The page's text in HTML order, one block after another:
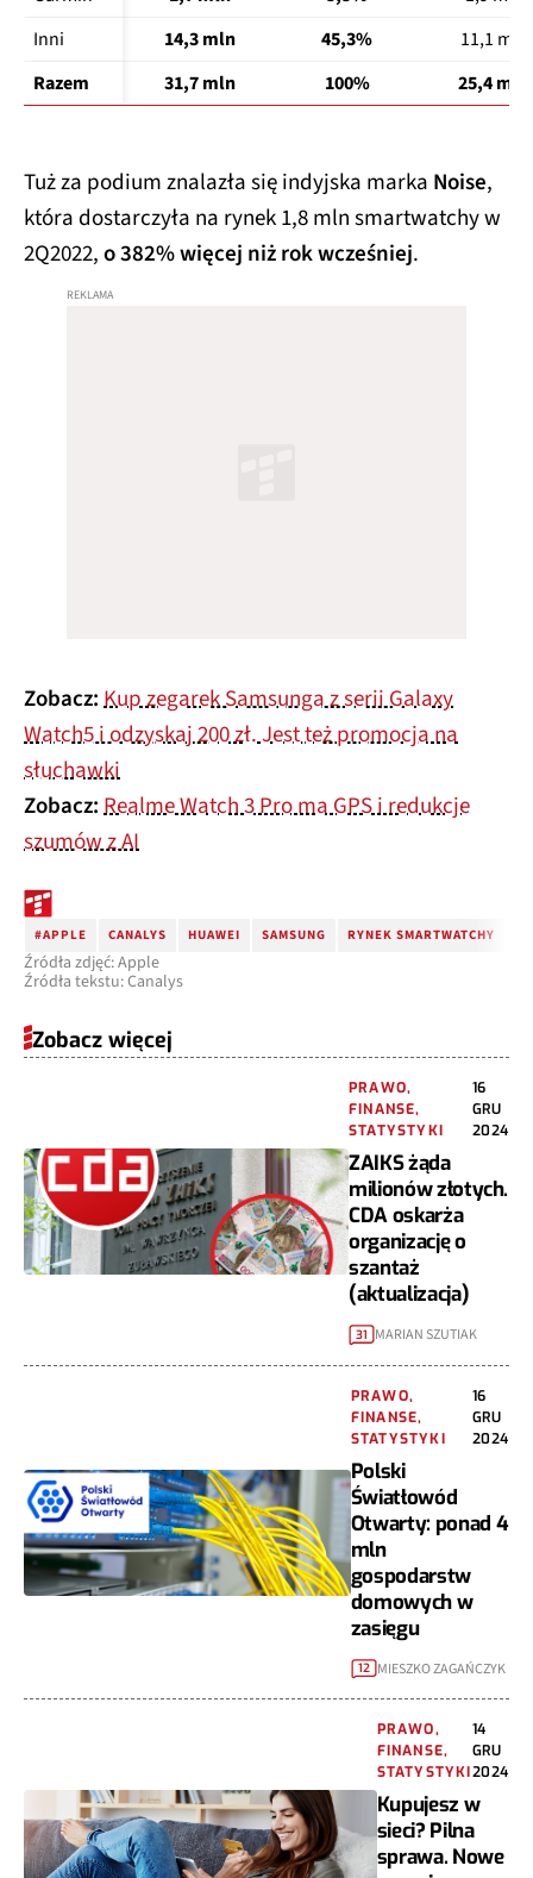
Inni
14,3 mln 45,3%
11,1 mln
Razem
31,7 mln 100% 25,4 mln
Tuż za podium znalazła się indyjska marka Noise,
która dostarczyła na rynek 1,8 mln smartwatchy w
2Q2022,o 382% więcej niż rok wcześniej.
Zobacz:Kup zegarek Samsunga z serii Galaxy
Watch5 i odzyskaj 200 zł. Jest też promocja na
słuchawki
Zobacz:Realme Watch 3 Pro ma GPS i redukcje
szumów z AI
#APPLE CANALYS HUAWEI SAMSUNG RYNEK SMARTWATCHY
Źródła zdjęć: Apple
Źródła tekstu: Canalys
Zobacz więcej
PRAWO,
FINANSE,
STATYSTYKI
16
GRU
2024
ZAIKS żąda
milionów złotych.
CDA oskarża
organizację o
szantaż
(aktualizacja)
31 MARIAN SZUTIAK
PRAWO,
FINANSE,
STATYSTYKI
16
GRU
2024
Polski
Światłowód
Otwarty: ponad 4
mln
gospodarstw
domowych w
zasięgu
12 MIESZKO ZAGAŃCZYK
PRAWO,
FINANSE,
STATYSTYKI
14
GRU
2024
Kupujesz w
sieci? Pilna
sprawa. Nowe